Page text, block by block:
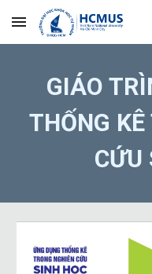
Skip to main content
GIÁO
THỐNG
CỨU